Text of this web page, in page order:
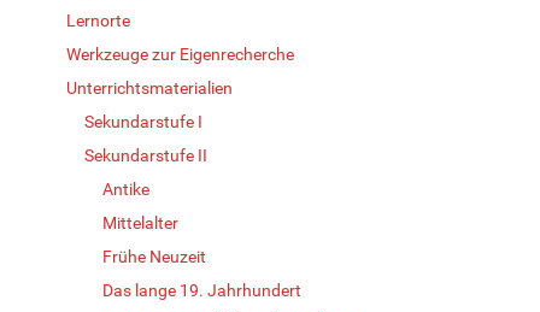
Lernorte
Werkzeuge zur Eigenrecherche
Unterrichtsmaterialien
Sekundarstufe I
Sekundarstufe II
Antike
Mittelalter
Frühe Neuzeit
Das lange 19. Jahrhundert